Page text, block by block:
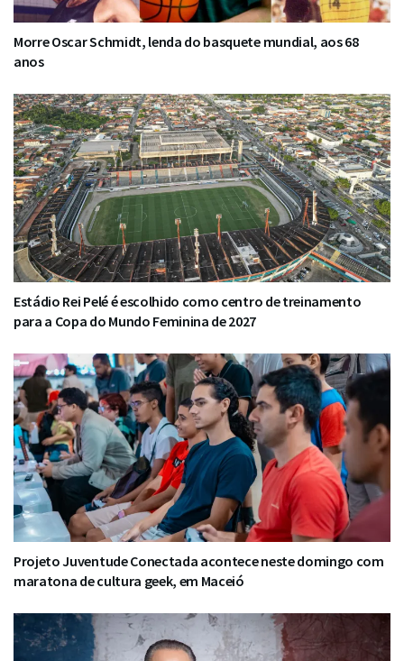
Morre Oscar Schmidt, lenda do basquete mundial, aos 68
anos
Estádio Rei Pelé é escolhido como centro de treinamento
para a Copa do Mundo Feminina de 2027
Projeto Juventude Conectada acontece neste domingo com
maratona de cultura geek, em Maceió